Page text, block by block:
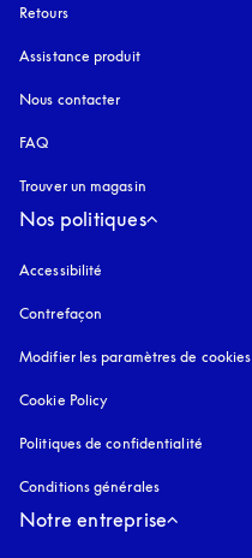
Retours
Assistance produit
Nous contacter
FAQ
Trouver un magasin
Nos politiques
Accessibilité
Contrefaçon
Modifier les paramètres de cookies
Cookie Policy
Politiques de confidentialité
Conditions générales
Notre entreprise